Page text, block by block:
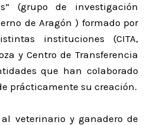
(grupo de investigación
de Aragón ) formado por
instituciones (CITA,
y Centro de Transferencia
que han colaborado
prácticamente su creación.
veterinario y ganadero de